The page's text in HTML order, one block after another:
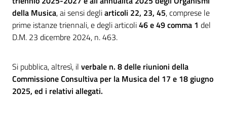
della Musica, ai sensi degliarticoli 22, 23, 45, comprese le
prime istanze triennali, e degli articoli46 e 49 comma 1 del
D.M. 23 dicembre 2024, n. 463.
Si pubblica, altresì, il verbale n. 8 delle riunioni della
Commissione Consultiva per la Musica del 17 e 18 giugno
2025, ed i relativi allegati.